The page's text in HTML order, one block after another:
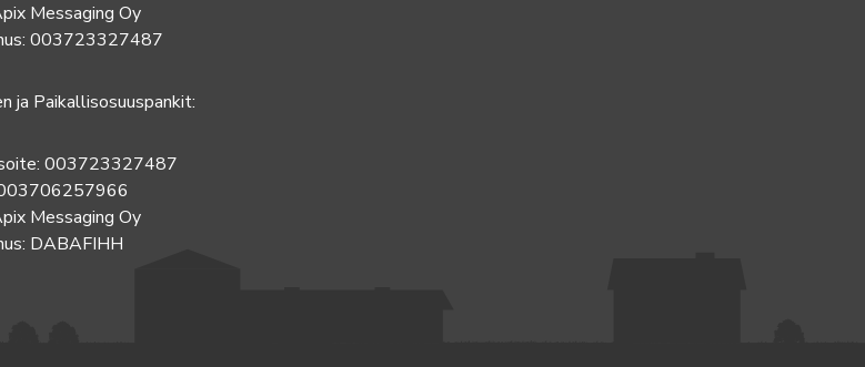
Messaging Oy
003723327487
ja Paikallisosuuspankit:
003723327487
Messaging Oy
DABAFIHH